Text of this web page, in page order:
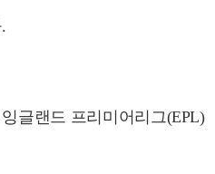
글랜드 프리미어리그(EPL)